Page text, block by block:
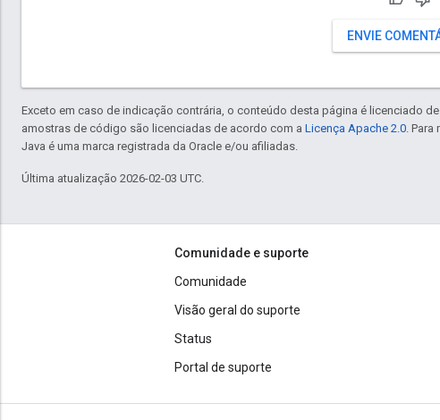
ENVIE
Exceto em caso de indicação contrária, o conteúdo desta página é licenciado
amostras de código são licenciadas de acordo com a Licença Apache 2.0. Para
Java é uma marca registrada da Oracle e/ou afiliadas.
Última atualização 2026-02-03 UTC.
Comunidade e suporte
Comunidade
Visão geral do suporte
Status
Portal de suporte